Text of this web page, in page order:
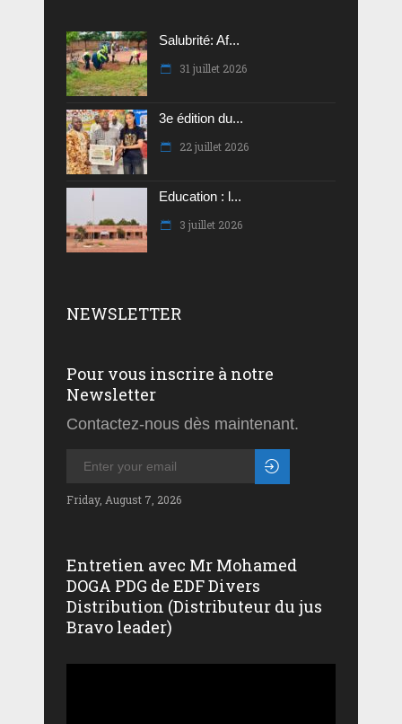
Salubrité: Af...
31 juillet 2026
3e édition du...
22 juillet 2026
Education : l...
3 juillet 2026
NEWSLETTER
Pour vous inscrire à notre
Newsletter
Contactez-nous dès maintenant.
Friday, August 7, 2026
Entretien avec Mr Mohamed
DOGA PDG de EDF Divers
Distribution (Distributeur du jus
Bravo leader)